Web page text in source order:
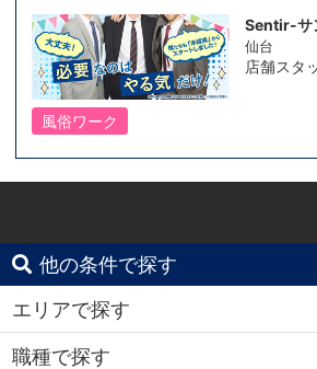
Sentir-サ
仙台
店舗スタ
風俗ワーク
他の条件で探す
エリアで探す
職種で探す